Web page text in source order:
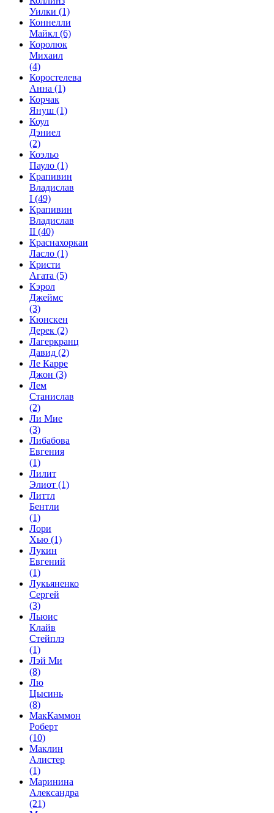
Уилки (1)
Коннелли
Майкл (6)
Королюк
Михаил
(4)
Коростелева
Анна (1)
Корчак
Януш (1)
Коул
Дэниел
(2)
Коэльо
Пауло (1)
Крапивин
Владислав
I (49)
Крапивин
Владислав
II (40)
Краснахоркаи
Ласло (1)
Кристи
Агата (5)
Кэрол
Джеймс
(3)
Кюнскен
Дерек (2)
Лагеркранц
Давид (2)
Ле Карре
Джон (3)
Лем
Станислав
(2)
Ли Мие
(3)
Либабова
Евгения
(1)
Лилит
Элиот (1)
Литтл
Бентли
(1)
Лори
Хью (1)
Лукин
Евгений
(1)
Лукьяненко
Сергей
(3)
Льюис
Клайв
Стейплз
(1)
Лэй Ми
(8)
Лю
Цысинь
(8)
МакКаммон
Роберт
(10)
Маклин
Алистер
(1)
Маринина
Александра
(21)